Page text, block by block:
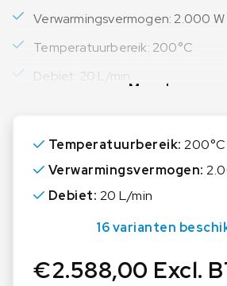
Verwarmingsvermogen: 2.000 W
Temperatuurbereik: 200°C
Debiet: 20 L/min
Meer lezen
Temperatuurbereik: 200°C
Verwarmingsvermogen:
Debiet: 20 L/min
16 varianten
€2.588,00 Excl.